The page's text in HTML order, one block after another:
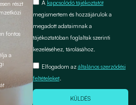
részt
fontos
a
A kapcsolódó tájékoztatót
megismertem és hozzájárulok a
megadott adataimnak a
tájékoztatóban foglaltak szerinti
kezeléséhez, tárolásához.
Elfogadom az általános szerződési
feltételeket.
KÜLDÉS